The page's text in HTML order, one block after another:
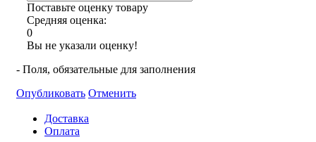
Поставьте оценку товару
Средняя оценка:
0
Вы не указали оценку!
- Поля, обязательные для заполнения
Опубликовать Отменить
Доставка
Оплата